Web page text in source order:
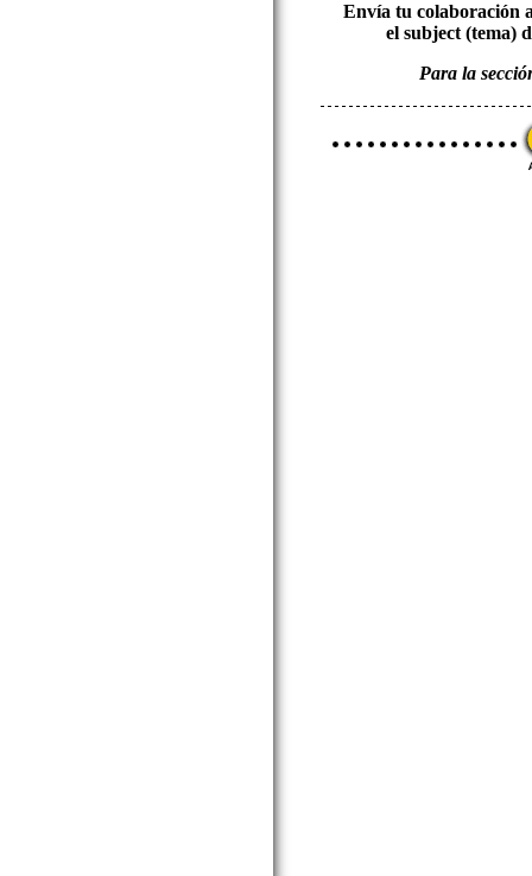
Envía tu colaboración
el subject (tema)
Para la